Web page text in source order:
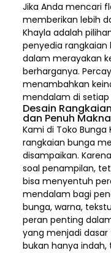
Jika Anda mencari
memberikan lebih
Khayla adalah
penyedia
dalam merayakan
berharganya.
menambahkan
mendalam di setiap
Desain
dan Penuh Makna
Kami di Toko
rangkaian bunga
disampaikan.
soal penampilan,
bisa menyentuh
mendalam bagi
bunga, warna,
peran penting
yang menjadi dasar
bukan hanya